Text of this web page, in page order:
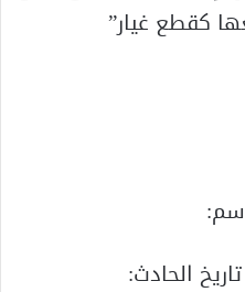
كقطع غيار”
الحادث: